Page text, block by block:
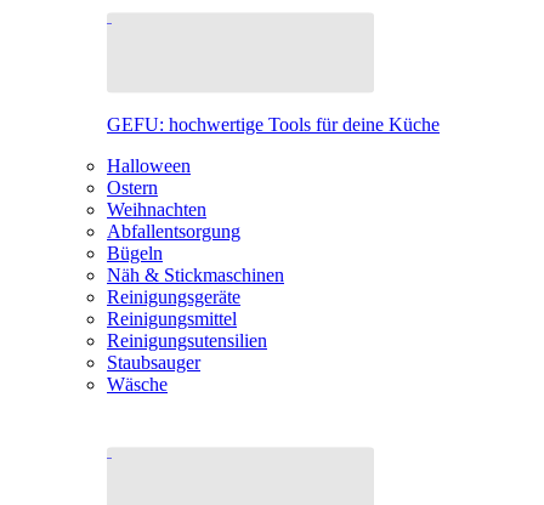
GEFU: hochwertige Tools für deine Küche
Halloween
Ostern
Weihnachten
Abfallentsorgung
Bügeln
Näh & Stickmaschinen
Reinigungsgeräte
Reinigungsmittel
Reinigungsutensilien
Staubsauger
Wäsche